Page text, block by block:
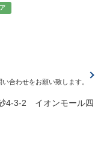
合わせをお願い致します。
4-3-2 イオンモール四